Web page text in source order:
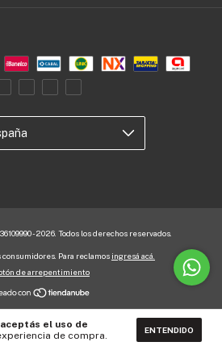
aceptás el uso de
de compra. ENTENDIDO
- 2026. Todos los derechos reservados.
consumidores. Para reclamos ingresá acá.
de arrepentimiento